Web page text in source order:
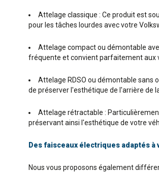
Attelage classique : Ce produit est
pour les tâches lourdes avec votre
Attelage compact ou démontable
fréquente et convient parfaitement aux
Attelage RDSO ou démontable sans
de préserver l'esthétique de l'arrière de
Attelage rétractable :
préservant ainsi l'esthétique de votre
Des faisceaux électriques adaptés à
Nous vous proposons également